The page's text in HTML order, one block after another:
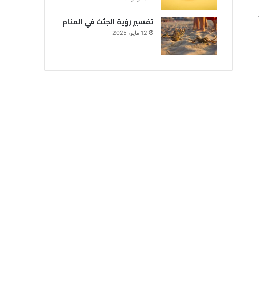
تفسير رؤية الجثث في المنام
12 مايو، 2025